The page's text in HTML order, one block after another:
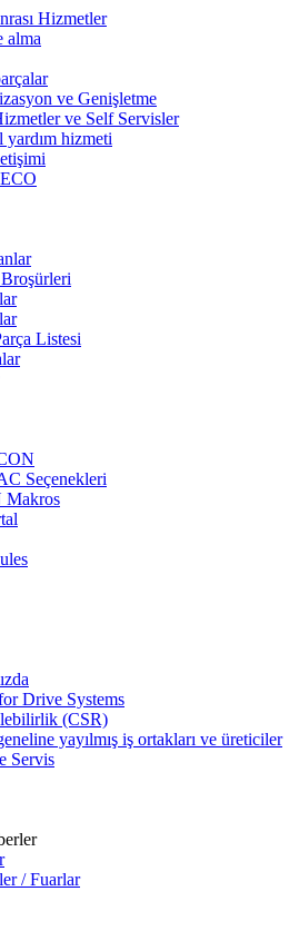
Hizmetler
alma
ve Genişletme
ve Self Servisler
yardım hizmeti
Broşürleri
Listesi
Seçenekleri
Drive Systems
(CSR)
yayılmış iş ortakları ve üreticiler
Servis
/ Fuarlar